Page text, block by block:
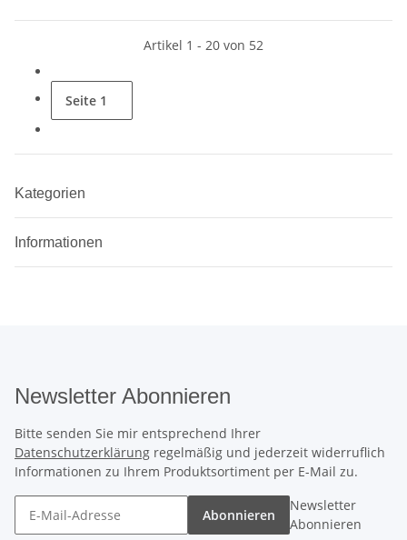
Artikel 1 - 20 von 52
Seite 1
Kategorien
Informationen
Newsletter Abonnieren
Bitte senden Sie mir entsprechend Ihrer
Datenschutzerklärung regelmäßig und jederzeit widerruflich
Informationen zu Ihrem Produktsortiment per E-Mail zu.
Abonnieren
Newsletter
Abonnieren